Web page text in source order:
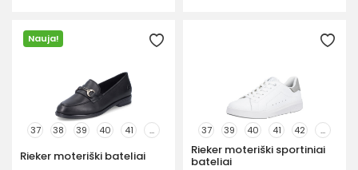
Sportiniai 262
Su platforma
Prekinis ženklas
Nauja!
37 38 39 40 41 ...
Rieker moteriški bateliai
37 39 40 41 42 ...
Rieker moteriški sportiniai
bateliai